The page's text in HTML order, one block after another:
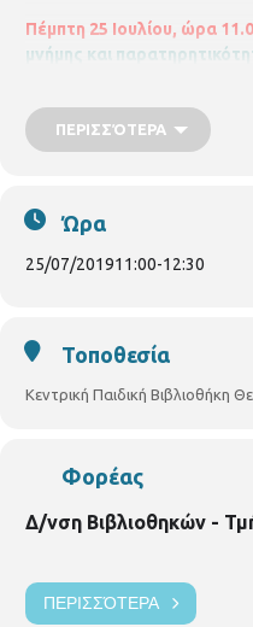
Πέμπτη 25 Ιουλίου, ώρα
μνήμης και
αναμετρούνται και
6 – 12 χρονών . Με
s.chatzi@thessaloniki.gr
ΠΕΡΙΣΣΌΤΕΡΑ
Ώρα
25/07/201911:00-12:30
Τοποθεσία
Κεντρική Παιδική Βιβλιοθήκη
Φορέας
Δ/νση Βιβλιοθηκών -
ΠΕΡΙΣΣΌΤΕΡΑ